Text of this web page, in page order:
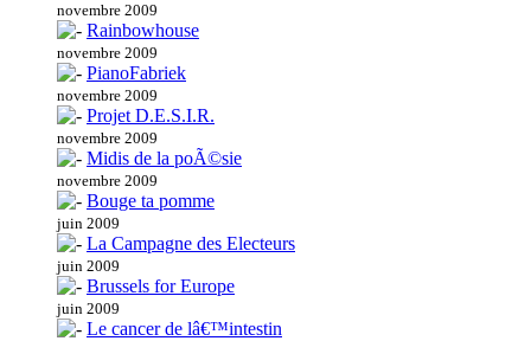
novembre 2009
Rainbowhouse
novembre 2009
PianoFabriek
novembre 2009
Projet D.E.S.I.R.
novembre 2009
Midis de la poÃ©sie
novembre 2009
Bouge ta pomme
juin 2009
La Campagne des Electeurs
juin 2009
Brussels for Europe
juin 2009
Le cancer de lâ€™intestin